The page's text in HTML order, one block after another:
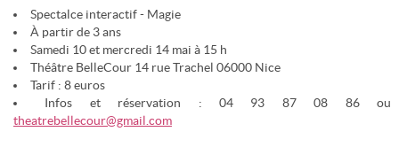
Spectalce interactif - Magie
À partir de 3 ans
Samedi 10 et mercredi 14 mai à 15 h
Théâtre BelleCour 14 rue Trachel 06000 Nice
Tarif : 8 euros
Infos et réservation : 04 93 87 08 86 ou
theatrebellecour@gmail.com